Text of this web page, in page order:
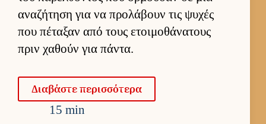
αναζήτηση για να προλάβουν τις ψυχές
που πέταξαν από τους ετοι­μοθάνατους
πριν χαθούν για πάντα.
Δια­βάστε περισ­σότερα
15 min